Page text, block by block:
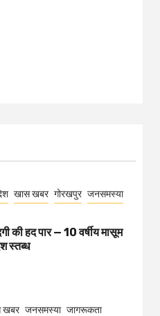
खास खबर गोरखपुर जनसमस्या
की हद पार — 10 वर्षीय मासूम
स्तब्ध
खबर जनसमस्या जागरूकता